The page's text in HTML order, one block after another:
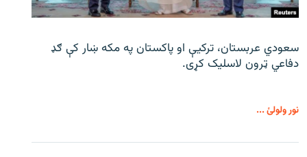
سعودي عربستان، ترکیې او پاکستان په مکه ښار کې ګډ
دفاعي ټرون لاسلیک کړی.
نور ولولئ ...